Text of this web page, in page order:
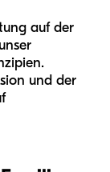
auf der
und der